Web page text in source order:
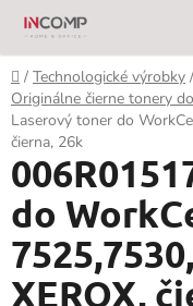
Prejsť
obsah
Domov
/ Technologické výrobky /
Originálne čierne tonery
Laserový toner do
čierna, 26k
do
XEROX,